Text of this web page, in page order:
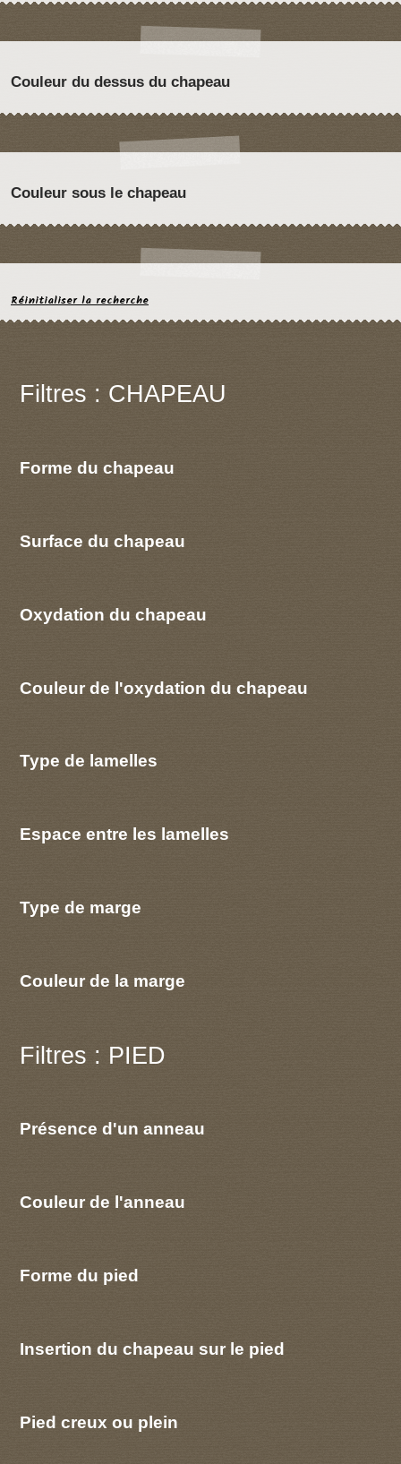
Couleur du dessus du chapeau
Couleur sous le chapeau
Réinitialiser la recherche
Filtres : CHAPEAU
Forme du chapeau
Surface du chapeau
Oxydation du chapeau
Couleur de l'oxydation du chapeau
Type de lamelles
Espace entre les lamelles
Type de marge
Couleur de la marge
Filtres : PIED
Présence d'un anneau
Couleur de l'anneau
Forme du pied
Insertion du chapeau sur le pied
Pied creux ou plein